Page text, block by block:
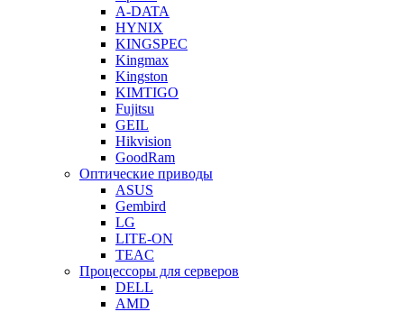
A-DATA
HYNIX
KINGSPEC
Kingmax
Kingston
KIMTIGO
Fujitsu
GEIL
Hikvision
GoodRam
Оптические приводы
ASUS
Gembird
LG
LITE-ON
TEAC
Процессоры для серверов
DELL
AMD